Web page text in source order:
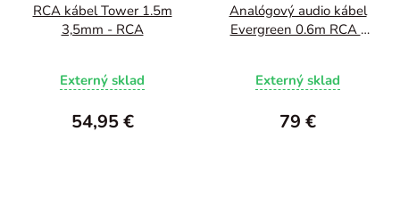
RCA kábel Tower 1.5m
3,5mm - RCA
Externý sklad
54,95 €
Analógový audio kábel
Evergreen 0.6m RCA -
Externý sklad
79 €